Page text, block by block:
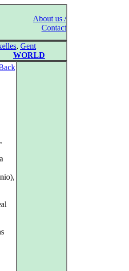
About us /
Contact
, Gent
WORLD